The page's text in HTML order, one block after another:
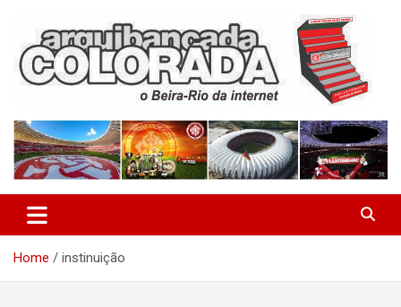
content
Arquibancada Colorada
Home instinuição